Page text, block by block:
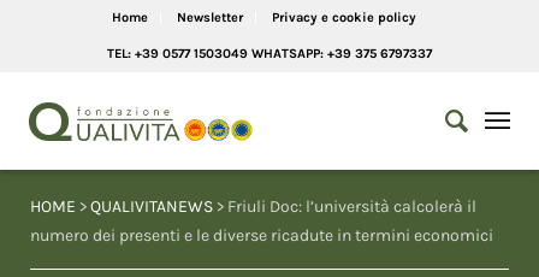
Home Newsletter Privacy e cookie policy
TEL: +39 0577 1503049 WHATSAPP: +39 375 6797337
HOME >QUALIVITANEWS > Friuli Doc: l’università calcolerà il
numero dei presenti e le diverse ricadute in termini economici